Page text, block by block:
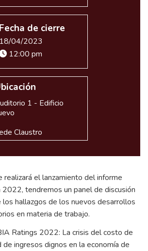
Fecha de cierre
18/04/2023
12:00 pm
1 - Edificio
Claustro
realizará el lanzamiento del informe
2022, tendremos un panel de discusión
hallazgos de los nuevos desarrollos
en materia de trabajo.
Ratings 2022: La crisis del costo de
de ingresos dignos en la economía de